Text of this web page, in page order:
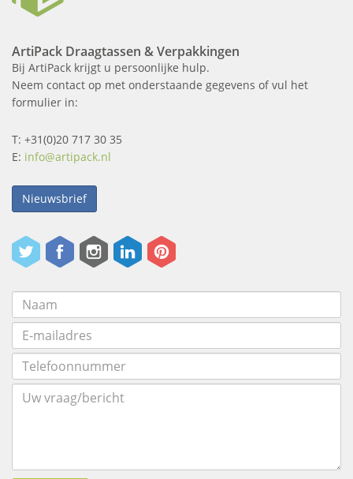
ArtiPack Draagtassen & Verpakkingen
Bij ArtiPack krijgt u persoonlijke hulp.
Neem contact op met onderstaande gegevens of vul het
formulier in:
T: +31(0)20 717 30 35
E: info@artipack.nl
Nieuwsbrief